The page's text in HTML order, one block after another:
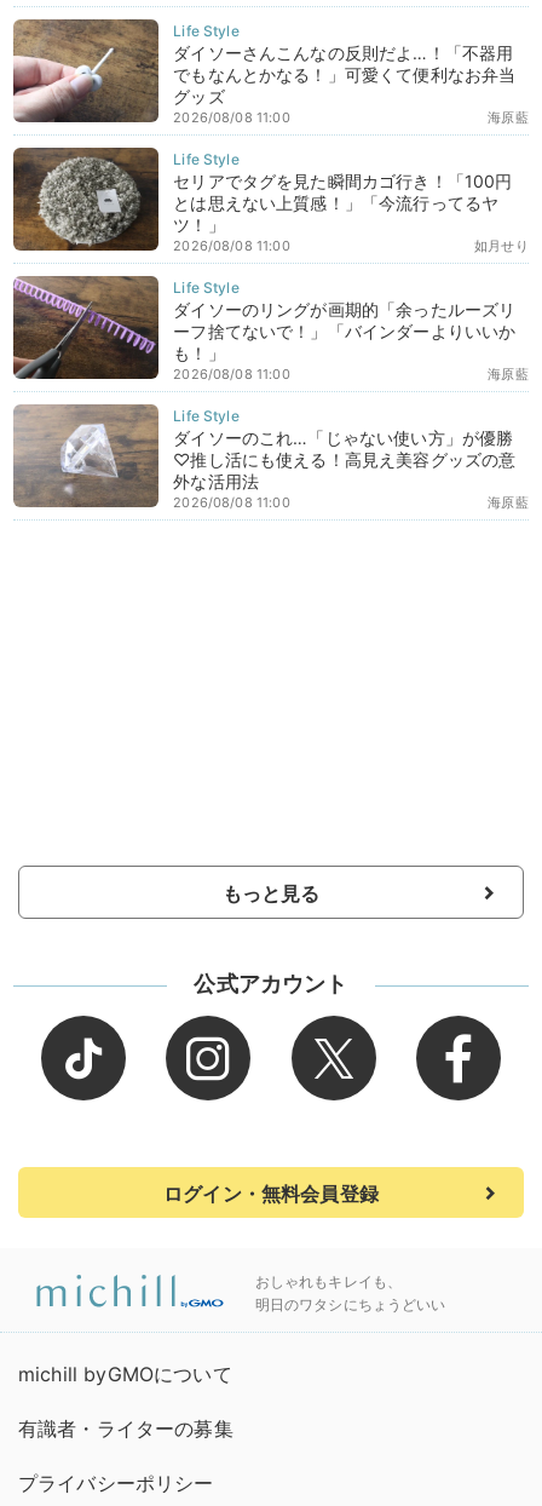
ダイソーさんこんなの反則だよ…！「不器用
でもなんとかなる！」可愛くて便利なお弁当
グッズ
海原藍
2026/08/08 11:00
セリアでタグを見た瞬間カゴ行き！「100円
とは思えない上質感！」「今流行ってるヤ
ツ！」
如月せり
2026/08/08 11:00
ダイソーのリングが画期的「余ったルーズリ
ーフ捨てないで！」「バインダーよりいいか
も！」
海原藍
2026/08/08 11:00
ダイソーのこれ…「じゃない使い方」が優勝
♡推し活にも使える！高見え美容グッズの意
外な活用法
海原藍
2026/08/08 11:00
もっと見る
公式アカウント
ログイン・無料会員登録
おしゃれもキレイも、
明日のワタシにちょうどいい
michill byGMOについて
有識者・ライターの募集
プライバシーポリシー